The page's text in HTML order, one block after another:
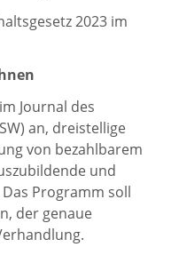
2023 im
Journal des
an, dreistellige
von bezahlbarem
und
Programm soll
der genaue